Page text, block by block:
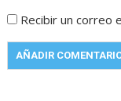
Recibir un correo